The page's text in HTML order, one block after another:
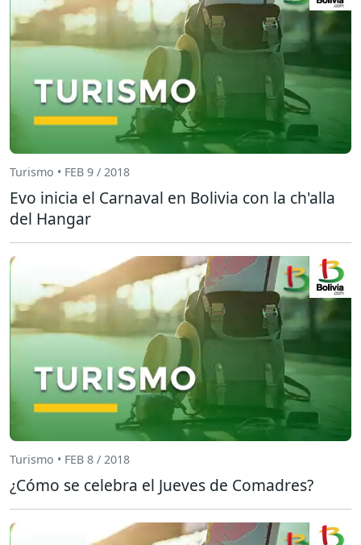
Turismo • FEB 9 / 2018
Evo inicia el Carnaval en Bolivia con la ch'alla
del Hangar
Turismo • FEB 8 / 2018
¿Cómo se celebra el Jueves de Comadres?